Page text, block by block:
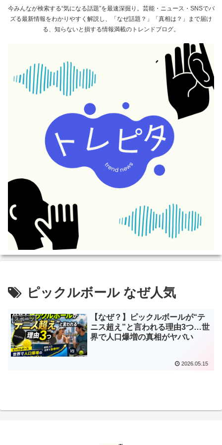
今みんなが検索する“気になる話題”を最速深掘り。芸能・ニュース・SNSでバ
ズる最新情報をわかりやすく解説し、「なぜ話題？」「真相は？」まで届け
る、知らないと損する情報満載のトレンドブログ。
ピックルボール なぜ人気
スポーツ
【なぜ？】ピックルボールが“テ
ニス超え”と言われる理由3つ…世
界で人口爆増の真相がヤバい
2026.05.15